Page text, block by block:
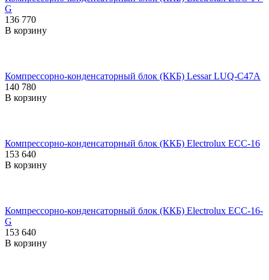
G
136 770
В корзину
Компрессорно-конденсаторный блок (ККБ) Lessar LUQ-C47A
140 780
В корзину
Компрессорно-конденсаторный блок (ККБ) Electrolux ECC-16
153 640
В корзину
Компрессорно-конденсаторный блок (ККБ) Electrolux ECC-16-
G
153 640
В корзину